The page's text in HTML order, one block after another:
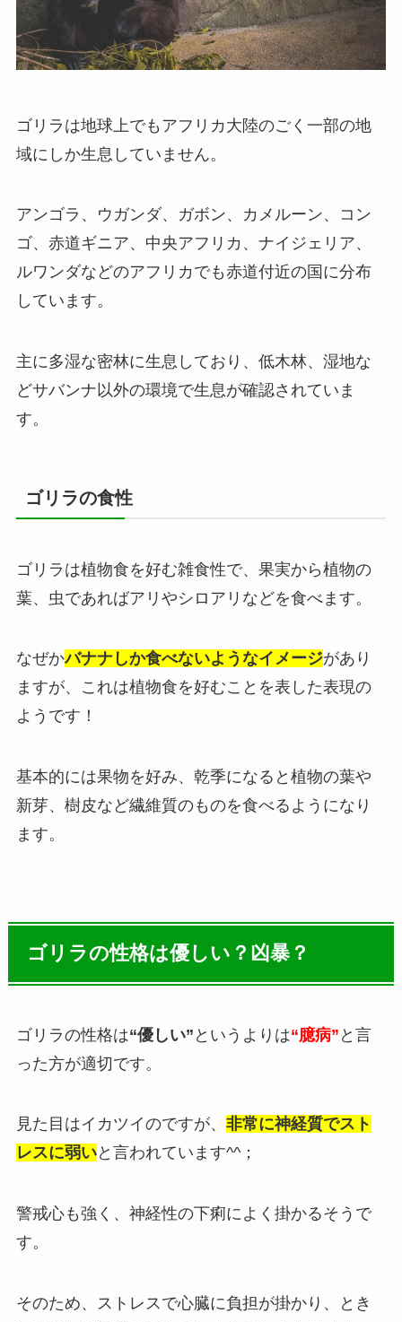
ゴリラは地球上でもアフリカ大陸のごく一部の地
域にしか生息していません。
アンゴラ、ウガンダ、ガボン、カメルーン、コン
ゴ、赤道ギニア、中央アフリカ、ナイジェリア、
ルワンダなどのアフリカでも赤道付近の国に分布
しています。
主に多湿な密林に生息しており、低木林、湿地な
どサバンナ以外の環境で生息が確認されていま
す。
ゴリラの食性
ゴリラは植物食を好む雑食性で、果実から植物の
葉、虫であればアリやシロアリなどを食べます。
なぜかバナナしか食べないようなイメージがあり
ますが、これは植物食を好むことを表した表現の
ようです！
基本的には果物を好み、乾季になると植物の葉や
新芽、樹皮など繊維質のものを食べるようになり
ます。
ゴリラの性格は優しい？凶暴？
ゴリラの性格は“優しい” というよりは“臆病” と言
った方が適切です。
見た目はイカツイのですが、 非常に神経質でスト
レスに弱いと言われています^^；
警戒心も強く、神経性の下痢によく掛かるそうで
す。
そのため、ストレスで心臓に負担が掛かり、とき